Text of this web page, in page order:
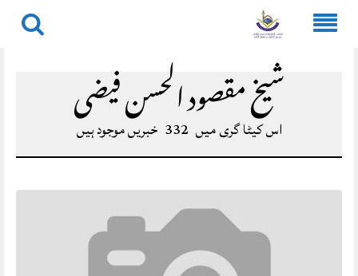
شیخ مقصود الحسن فيضی
اس کیٹا گری میں 332 خبریں موجود ہیں